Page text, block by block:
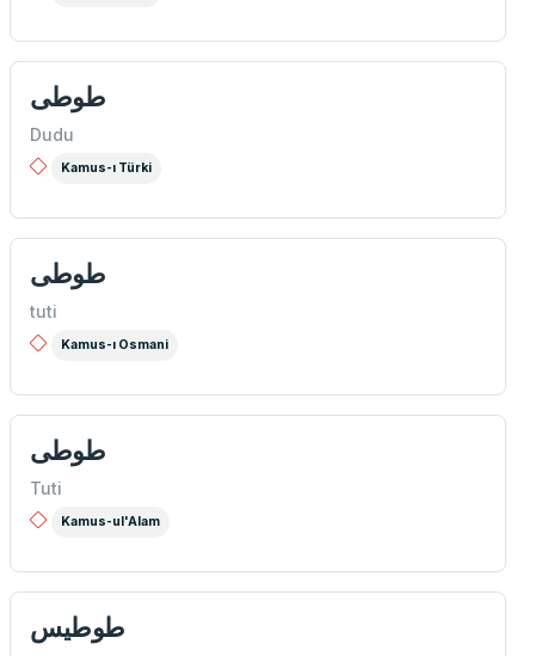
طوطی
Dudu
Kamus-ı Türki
طوطی
tuti
Kamus-ı Osmani
طوطی
Tuti
Kamus-ul'Alam
طوطيس